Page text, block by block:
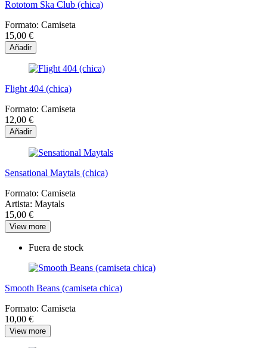
Rototom Ska Club (chica)
Formato: Camiseta
15,00 €
Añadir
Flight 404 (chica)
Formato: Camiseta
12,00 €
Añadir
Sensational Maytals (chica)
Formato: Camiseta
Artista: Maytals
15,00 €
View more
Fuera de stock
Smooth Beans (camiseta chica)
Formato: Camiseta
10,00 €
View more